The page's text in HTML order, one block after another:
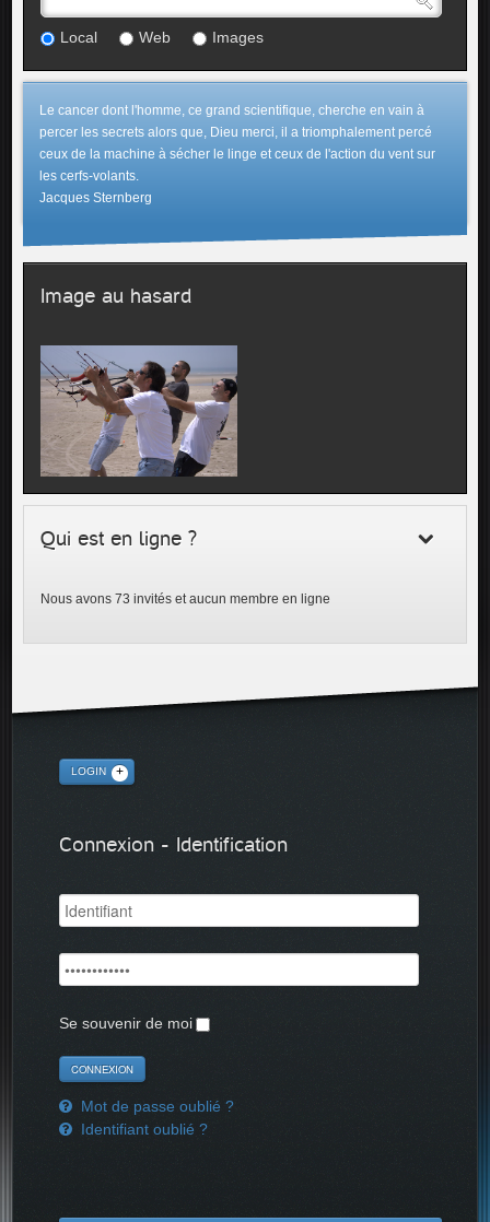
Local Web Images
Le cancer dont l'homme, ce grand scientifique, cherche en vain à
percer les secrets alors que, Dieu merci, il a triomphalement percé
ceux de la machine à sécher le linge et ceux de l'action du vent sur
les cerfs-volants.
Jacques Sternberg
Image au hasard
Qui est en ligne ?
Nous avons 73 invités et aucun membre en ligne
LOGIN
Connexion - Identification
Se souvenir de moi
Mot de passe oublié ?
Identifiant oublié ?